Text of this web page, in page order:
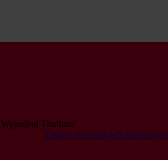
Wypróbuj Thulium!
Umów prezentacjęRozpocznij